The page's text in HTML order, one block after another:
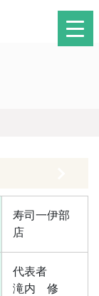
寿司一伊部
店
代表者
滝内 修